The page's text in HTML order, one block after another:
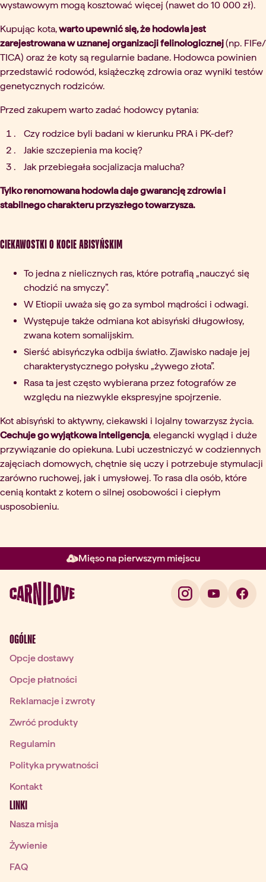
wystawowym mogą kosztować więcej (nawet do 10 000 zł).
Kupując kota,warto upewnić się, że hodowla jest
zarejestrowana w uznanej organizacji felinologicznej(np. FIFe/
TICA) oraz że koty są regularnie badane. Hodowca powinien
przedstawić rodowód, książeczkę zdrowia oraz wyniki testów
genetycznych rodziców.
Przed zakupem warto zadać hodowcy pytania:
Czy rodzice byli badani w kierunku PRA i PK-def?
Jakie szczepienia ma kocię?
Jak przebiegała socjalizacja malucha?
Tylko renomowana hodowla daje gwarancję zdrowia i
stabilnego charakteru przyszłego towarzysza.
Ciekawostki o kocie abisyńskim
To jedna z nielicznych ras, które potrafią „nauczyć się
chodzić na smyczy”.
W Etiopii uważa się go za symbol mądrości i odwagi.
Występuje także odmiana kot abisyński długowłosy,
zwana kotem somalijskim.
Sierść abisyńczyka odbija światło. Zjawisko nadaje jej
charakterystycznego połysku „żywego złota”.
Rasa ta jest często wybierana przez fotografów ze
względu na niezwykle ekspresyjne spojrzenie.
Kot abisyński to aktywny, ciekawski i lojalny towarzysz życia.
Cechuje go wyjątkowa inteligencja, elegancki wygląd i duże
przywiązanie do opiekuna. Lubi uczestniczyć w codziennych
zajęciach domowych, chętnie się uczy i potrzebuje stymulacji
zarówno ruchowej, jak i umysłowej. To rasa dla osób, które
cenią kontakt z kotem o silnej osobowości i ciepłym
usposobieniu.
Mięso na pierwszym miejscu
Element 2 z 3: Mięso na
OGÓLNE
Opcje dostawy
Opcje płatności
Reklamacje i zwroty
Zwróć produkty
Regulamin
Polityka prywatności
Kontakt
LINKI
Nasza misja
Żywienie
FAQ